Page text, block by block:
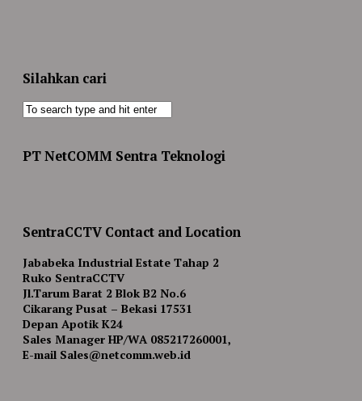
Silahkan cari
PT NetCOMM Sentra Teknologi
SentraCCTV Contact and Location
Jababeka Industrial Estate Tahap 2
Ruko SentraCCTV
Jl.Tarum Barat 2 Blok B2 No.6
Cikarang Pusat – Bekasi 17531
Depan Apotik K24
Sales Manager HP/WA 085217260001,
E-mail Sales@netcomm.web.id